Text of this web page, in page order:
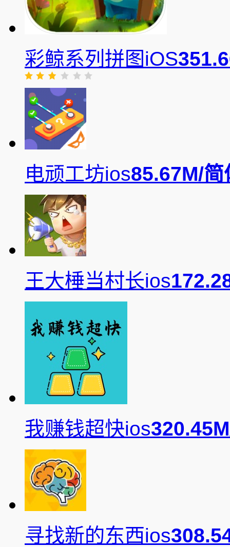
彩鲸系列拼图iOS
电顽工坊ios85.67M/简
王大棰当村长ios
我赚钱超快ios
寻找新的东西ios